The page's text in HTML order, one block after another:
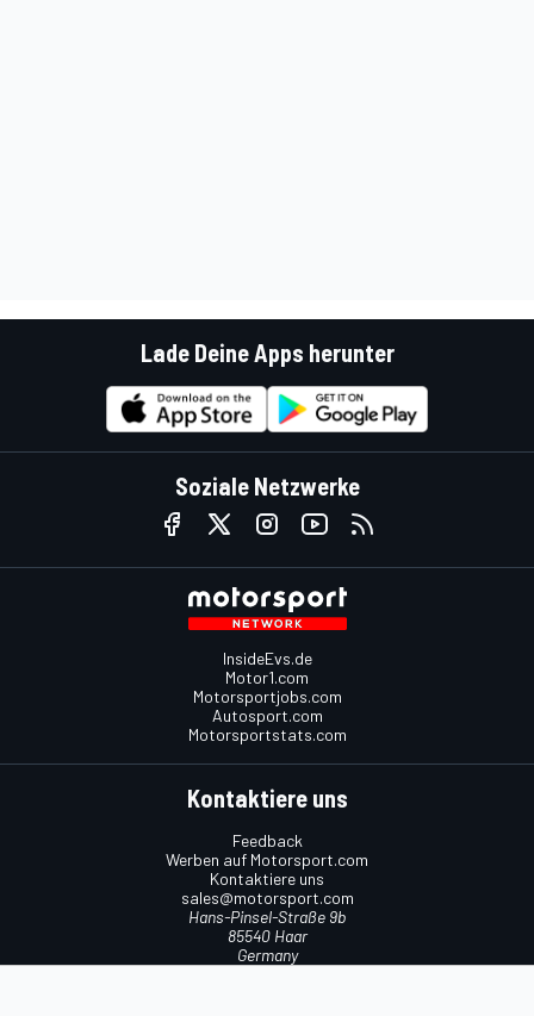
Lade Deine Apps herunter
Soziale Netzwerke
InsideEvs.de
Motor1.com
Motorsportjobs.com
Autosport.com
Motorsportstats.com
Kontaktiere uns
Feedback
Werben auf Motorsport.com
Kontaktiere uns
sales@motorsport.com
Hans-Pinsel-Straße 9b
85540 Haar
Germany